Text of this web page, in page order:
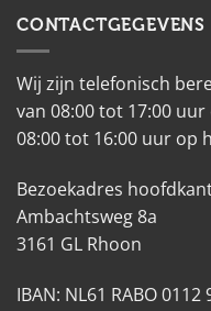
CONTACTGEGEVENS
Wij zijn telefonisch
van 08:00 tot 17:00
08:00 tot 16:00 uur op
Bezoekadres
Ambachtsweg 8a
3161 GL Rhoon
IBAN: NL61 RABO 0112